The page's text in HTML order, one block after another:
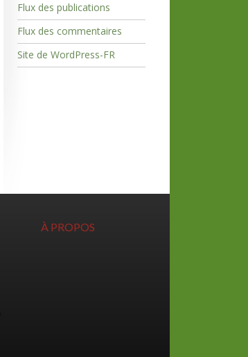
Flux des publications
Flux des commentaires
Site de WordPress-FR
À PROPOS